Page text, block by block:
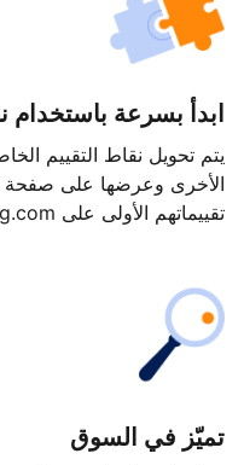
ابدأ بسرعة باستخدام
يتم تحويل نقاط التقييم
الأخرى وعرضها على
تقييماتهم الأولى على Booking.com.
تميّز في السوق